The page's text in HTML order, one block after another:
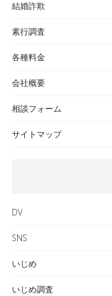
結婚詐欺
素行調査
各種料金
会社概要
相談フォーム
サイトマップ
DV
SNS
いじめ
いじめ調査